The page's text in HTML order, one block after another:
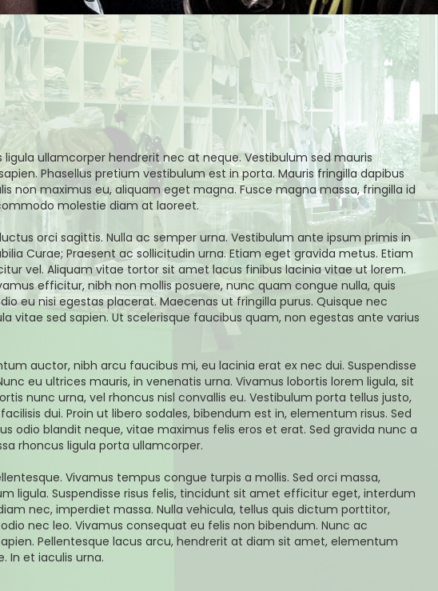
ullamcorper hendrerit nec at neque. Vestibulum sed mauris
Phasellus pretium vestibulum est in porta. Mauris fringilla dapibus
non maximus eu, aliquam eget magna. Fusce magna massa, fringilla id
molestie diam at laoreet.
orci sagittis. Nulla ac semper urna. Vestibulum ante ipsum primis in
Curae; Praesent ac sollicitudin urna. Etiam eget gravida metus. Etiam
vel. Aliquam vitae tortor sit amet lacus finibus lacinia vitae ut lorem.
efficitur, nibh non mollis posuere, nunc quam congue nulla, quis
eu nisi egestas placerat. Maecenas ut fringilla purus. Quisque nec
vitae sed sapien. Ut scelerisque faucibus quam, non egestas ante varius
auctor, nibh arcu faucibus mi, eu lacinia erat ex nec dui. Suspendisse
eu ultrices mauris, in venenatis urna. Vivamus lobortis lorem ligula, sit
nunc urna, vel rhoncus nisl convallis eu. Vestibulum porta tellus justo,
dui. Proin ut libero sodales, bibendum est in, elementum risus. Sed
odio blandit neque, vitae maximus felis eros et erat. Sed gravida nunc a
rhoncus ligula porta ullamcorper.
Vivamus tempus congue turpis a mollis. Sed orci massa,
ligula. Suspendisse risus felis, tincidunt sit amet efficitur eget, interdum
nec, imperdiet massa. Nulla vehicula, tellus quis dictum porttitor,
nec leo. Vivamus consequat eu felis non bibendum. Nunc ac
Pellentesque lacus arcu, hendrerit at diam sit amet, elementum
In et iaculis urna.